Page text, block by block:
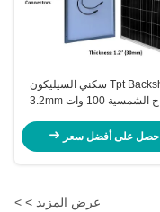
Tpt Backsheet سكني السيليكون
الألواح الشمسية 100 وات 3.2mm
احصل على أفضل سعر
عرض المزيد > >